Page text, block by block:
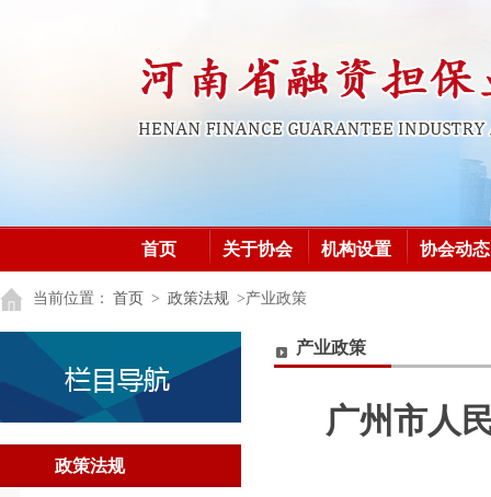
首页 关于协会 机构设置 协会动态
加入协会 党建之窗
当前位置： 首页 > 政策法规 >产业政策
政策法规
产业政策
广州市人